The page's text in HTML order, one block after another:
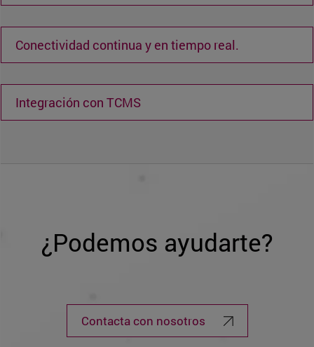
Conectividad continua y en tiempo real.
Integración con TCMS
¿Podemos ayudarte?
Contacta con nosotros